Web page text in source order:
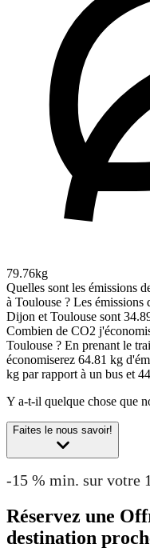
79.76kg
Quelles sont les émissions
à Toulouse ? Les émissions
Dijon et Toulouse sont
Combien de CO2
Toulouse ? En prenant le
économiserez 64.81 kg
kg par rapport à un bus et
Y a-t-il quelque chose que
Faites le nous savoir!
-15 % min. sur votre
Réservez une
destination